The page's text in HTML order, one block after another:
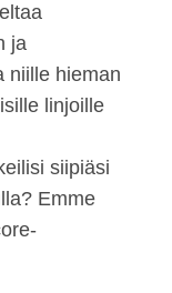
ja
niille hieman
linjoille
siipiäsi
Emme